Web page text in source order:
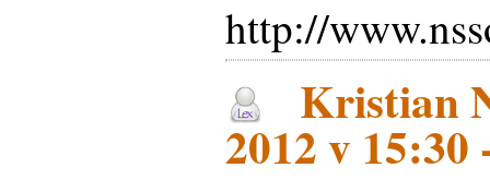
http://
Kristian
2012 v